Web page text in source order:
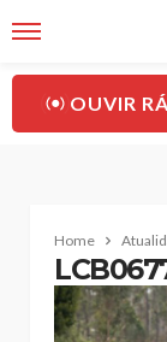
OUVIR
Home